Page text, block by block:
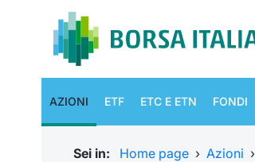
AZIONI ETF ETC E ETN FONDI
Sei in: Home page › Azioni ›